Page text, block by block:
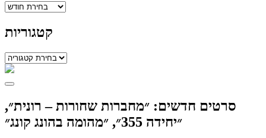
ארכיונים
קטגוריות
קטגוריות
סרטים חדשים: ״מחברות שחורות – רונית״,
״יחידה 355״, ״מהומה בהונג קונג״